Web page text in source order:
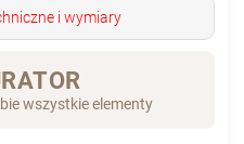
i wymiary
wszystkie elementy